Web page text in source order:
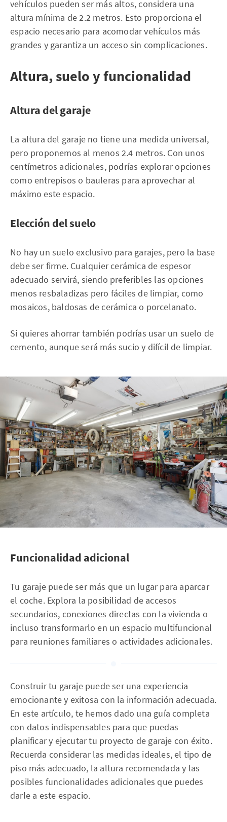
vehículos pueden ser más altos, considera una
altura mínima de 2.2 metros. Esto proporciona el
espacio necesario para acomodar vehículos más
grandes y garantiza un acceso sin complicaciones.
Altura, suelo y funcionalidad
Altura del garaje
La altura del garaje no tiene una medida universal,
pero proponemos al menos 2.4 metros. Con unos
centímetros adicionales, podrías explorar opciones
como entrepisos o bauleras para aprovechar al
máximo este espacio.
Elección del suelo
No hay un suelo exclusivo para garajes, pero la base
debe ser firme. Cualquier cerámica de espesor
adecuado servirá, siendo preferibles las opciones
menos resbaladizas pero fáciles de limpiar, como
mosaicos, baldosas de cerámica o porcelanato.
Si quieres ahorrar también podrías usar un suelo de
cemento, aunque será más sucio y difícil de limpiar.
Funcionalidad adicional
Tu garaje puede ser más que un lugar para aparcar
el coche. Explora la posibilidad de accesos
secundarios, conexiones directas con la vivienda o
incluso transformarlo en un espacio multifuncional
para reuniones familiares o actividades adicionales.
Construir tu garaje puede ser una experiencia
emocionante y exitosa con la información adecuada.
En este artículo, te hemos dado una guía completa
con datos indispensables para que puedas
planificar y ejecutar tu proyecto de garaje con éxito.
Recuerda considerar las medidas ideales, el tipo de
piso más adecuado, la altura recomendada y las
posibles funcionalidades adicionales que puedes
darle a este espacio.